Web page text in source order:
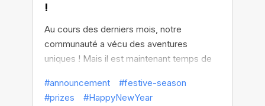
!
Au cours des derniers mois, notre
communauté a vécu des aventures
uniques ! Mais il est maintenant temps de
célébrations. Préparez-vous pour les fêtes
de fin d'année qui débuteront lundi !
#announcement
#festive-season
#prizes
#HappyNewYear